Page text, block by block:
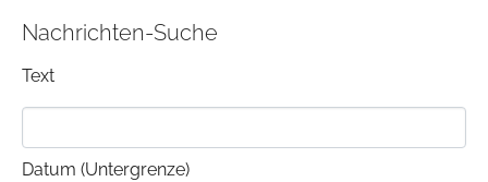
Nachrichten-Suche
Text
Datum (Untergrenze)